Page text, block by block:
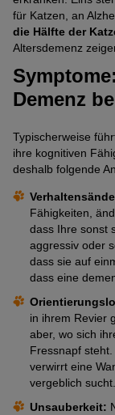
für Katzen, an
die Hälfte der
Altersdemenz
Demenz
Typischerweise
ihre kognitiven
deshalb folgende
Fähigkeiten,
dass Ihre sonst
aggressiv oder
dass sie auf
dass eine
in ihrem Revier
aber, wo sich
Fressnapf
verwirrt eine
vergeblich sucht.
Unsauberkeit: